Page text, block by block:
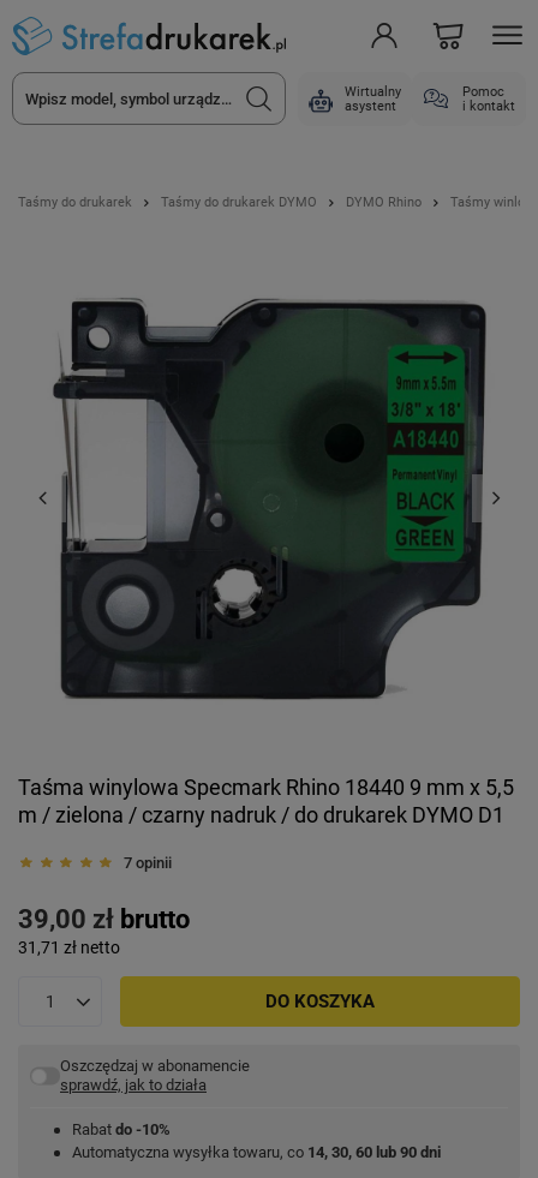
Wirtualny
asystent
Pomoc
i kontakt
Taśmy do drukarek Taśmy do drukarek DYMO DYMO Rhino Taśmy
Taśma winylowa Specmark Rhino 18440 9 mm x 5,5
m / zielona / czarny nadruk / do drukarek DYMO D1
7 opinii
39,00 zł brutto
31,71 zł netto
DO KOSZYKA
Oszczędzaj w abonamencie
sprawdź, jak to działa
Rabat do -10%
Automatyczna wysyłka towaru, co 14, 30, 60 lub 90 dni